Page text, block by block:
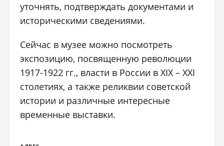
уточнять, подтверждать документами и
историческими сведениями.
Сейчас в музее можно посмотреть
экспозицию, посвященную революции
1917-1922 гг., власти в России в XIX – XXI
столетиях, а также реликвии советской
истории и различные интересные
временные выставки.